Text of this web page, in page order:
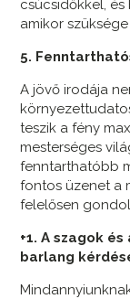
csúcsidőkkel,
amikor
5.
A jövő irodája
teszik a fény
mesterséges
fenntarthatóbb
fontos üzenet a
felelősen
+1. A szagok
barlang